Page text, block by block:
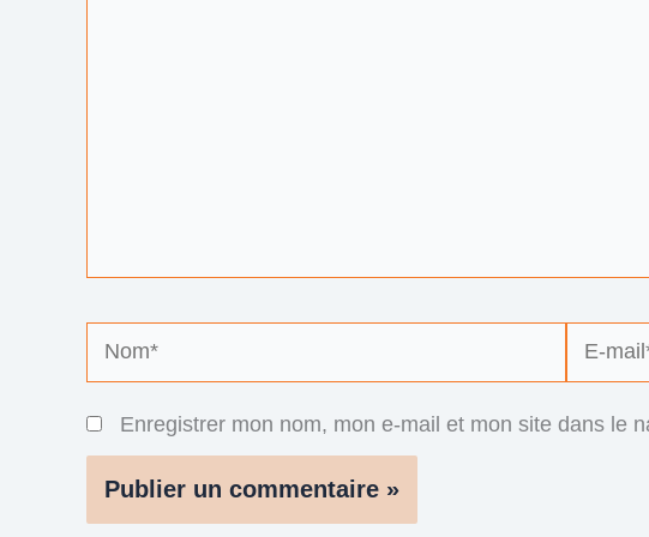
Nom*
E-
mail*
Enregistrer mon nom, mon e-mail et mon site dans le